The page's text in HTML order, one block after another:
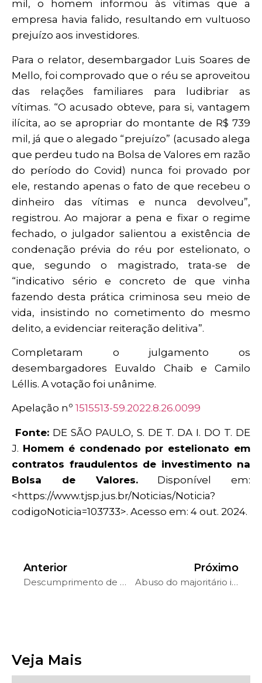
mil, o homem informou às vítimas que a
empresa havia falido, resultando em vultuoso
prejuízo aos investidores.
Para o relator, desembargador Luis Soares de
Mello, foi comprovado que o réu se aproveitou
das relações familiares para ludibriar as
vítimas. “O acusado obteve, para si, vantagem
ilícita, ao se apropriar do montante de R$ 739
mil, já que o alegado “prejuízo” (acusado alega
que perdeu tudo na Bolsa de Valores em razão
do período do Covid) nunca foi provado por
ele, restando apenas o fato de que recebeu o
dinheiro das vítimas e nunca devolveu”,
registrou. Ao majorar a pena e fixar o regime
fechado, o julgador salientou a existência de
condenação prévia do réu por estelionato, o
que, segundo o magistrado, trata-se de
“indicativo sério e concreto de que vinha
fazendo desta prática criminosa seu meio de
vida, insistindo no cometimento do mesmo
delito, a evidenciar reiteração delitiva”.
Completaram o julgamento os
desembargadores Euvaldo Chaib e Camilo
Léllis. A votação foi unânime.
Apelação nº 1515513-59.2022.8.26.0099
Fonte:DE SÃO PAULO, S. DE T. DA I. DO T. DE
J. Homem é condenado por estelionato em
contratos fraudulentos de investimento na
Bolsa de Valores.Disponível em:
<https://www.tjsp.jus.br/Noticias/Noticia?
codigoNoticia=103733>. Acesso em: 4 out. 2024.
Anterior
Descumprimento de contrato afasta culpa concorrente e aviso prévio em rescisão
Próximo
Abuso do majoritário impacta governança
Veja Mais